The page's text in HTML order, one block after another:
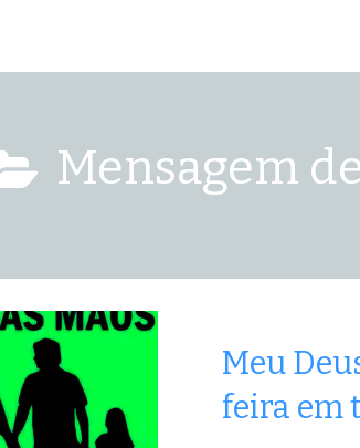
Mensagem
Meu
feira em